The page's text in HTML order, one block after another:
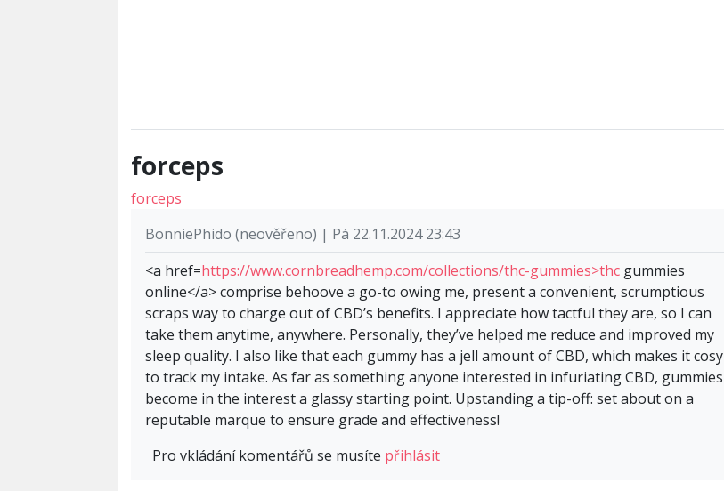
forceps
forceps
BonniePhido (neověřeno) | Pá 22.11.2024 23:43
<a href=https://www.cornbreadhemp.com/collections/thc-gummies>thc gummies
online</a> comprise behoove a go-to owing me, present a convenient, scrumptious
scraps way to charge out of CBD’s benefits. I appreciate how tactful they are, so I can
take them anytime, anywhere. Personally, they’ve helped me reduce and improved my
sleep quality. I also like that each gummy has a jell amount of CBD, which makes it cosy
to track my intake. As far as something anyone interested in infuriating CBD, gummies
become in the interest a glassy starting point. Upstanding a tip-off: set about on a
reputable marque to ensure grade and effectiveness!
Pro vkládání komentářů se musíte přihlásit